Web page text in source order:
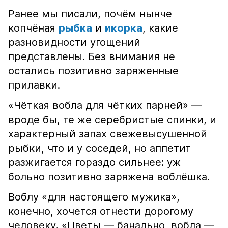
Ранее мы писали, почём нынче
копчёная рыбка и икорка, какие
разновидности угощений
представлены. Без внимания не
остались позитивно заряженные
прилавки.
«Чёткая вобла для чётких парней» —
вроде бы, те же серебристые спинки, и
характерный запах свежевысушенной
рыбки, что и у соседей, но аппетит
разжигается гораздо сильнее: уж
больно позитивно заряжена воблёшка.
Воблу «для настоящего мужика»,
конечно, хочется отнести дорогому
человеку. «Цветы — банально, вобла —